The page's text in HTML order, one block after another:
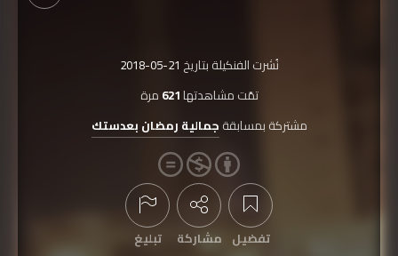
نُشرت الفنكيلة بتاريخ 2018-05-21
تمّت مشاهدتها 621 مرة
مشتركة بمسابقة جمالية رمضان بعدستك
تفضيل مشاركة تبليغ